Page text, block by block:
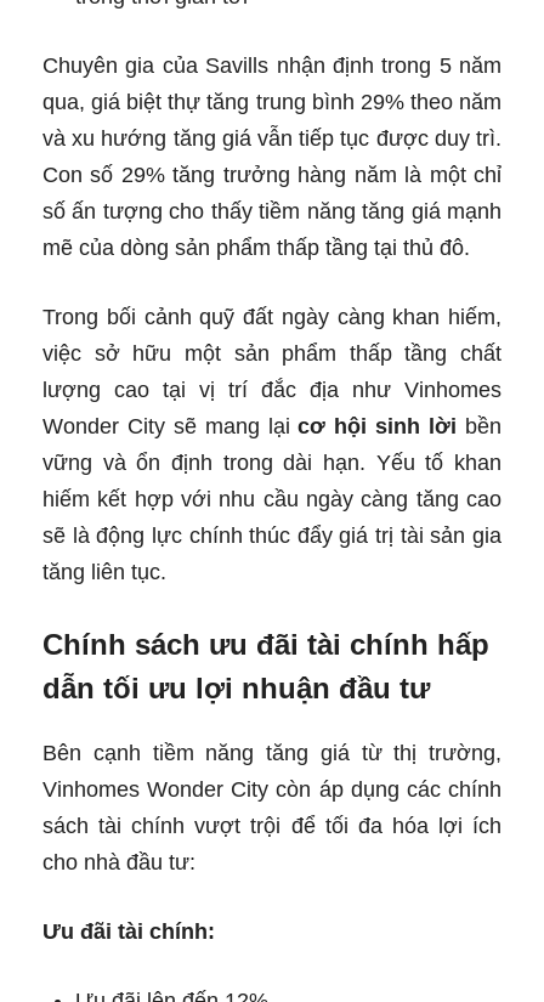
Chuyên gia của Savills nhận định trong 5 năm
qua, giá biệt thự tăng trung bình 29% theo năm
và xu hướng tăng giá vẫn tiếp tục được duy trì.
Con số 29% tăng trưởng hàng năm là một chỉ
số ấn tượng cho thấy tiềm năng tăng giá mạnh
mẽ của dòng sản phẩm thấp tầng tại thủ đô.
Trong bối cảnh quỹ đất ngày càng khan hiếm,
việc sở hữu một sản phẩm thấp tầng chất
lượng cao tại vị trí đắc địa như Vinhomes
Wonder City sẽ mang lạicơ hội sinh lời bền
vững và ổn định trong dài hạn. Yếu tố khan
hiếm kết hợp với nhu cầu ngày càng tăng cao
sẽ là động lực chính thúc đẩy giá trị tài sản gia
tăng liên tục.
Chính sách ưu đãi tài chính hấp
dẫn tối ưu lợi nhuận đầu tư
Bên cạnh tiềm năng tăng giá từ thị trường,
Vinhomes Wonder City còn áp dụng các chính
sách tài chính vượt trội để tối đa hóa lợi ích
cho nhà đầu tư:
Ưu đãi tài chính: